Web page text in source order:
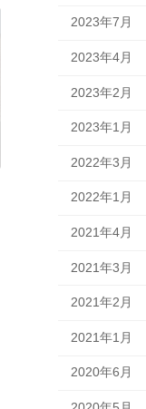
2023年7月
2023年4月
2023年2月
2023年1月
2022年3月
2022年1月
2021年4月
2021年3月
2021年2月
2021年1月
2020年6月